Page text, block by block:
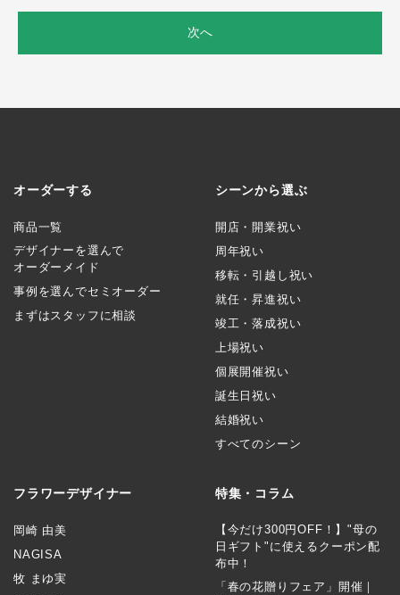
次へ
オーダーする
商品一覧
デザイナーを選んで
オーダーメイド
事例を選んでセミオーダー
まずはスタッフに相談
シーンから選ぶ
開店・開業祝い
周年祝い
移転・引越し祝い
就任・昇進祝い
竣工・落成祝い
上場祝い
個展開催祝い
誕生日祝い
結婚祝い
すべてのシーン
フラワーデザイナー
岡崎 由美
NAGISA
牧 まゆ実
特集・コラム
【今だけ300円OFF！】"母の
日ギフト"に使えるクーポン配
布中！
「春の花贈りフェア」開催｜